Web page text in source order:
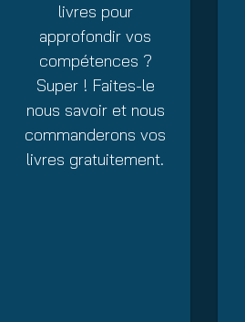
livres pour
approfondir vos
compétences ?
Super ! Faites-le
nous savoir et nous
commanderons vos
livres gratuitement.